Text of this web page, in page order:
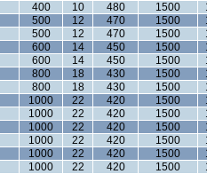
400 10 480 1500
500 12 470 1500
500 12 470 1500
600 14 450 1500
600 14 450 1500
800 18 430 1500
800 18 430 1500
1000 22 420 1500
1000 22 420 1500
1000 22 420 1500
1000 22 420 1500
1000 22 420 1500
1000 22 420 1500